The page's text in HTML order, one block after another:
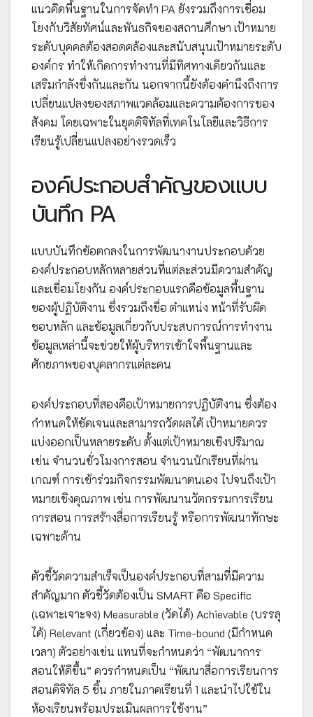
แนวคิดพื้นฐานในการจัดทำ PA ยังรวมถึงการเชื่อม
โยงกับวิสัยทัศน์และพันธกิจของสถานศึกษา เป้าหมาย
ระดับบุคคลต้องสอดคล้องและสนับสนุนเป้าหมายระดับ
องค์กร ทำให้เกิดการทำงานที่มีทิศทางเดียวกันและ
เสริมกำลังซึ่งกันและกัน นอกจากนี้ยังต้องคำนึงถึงการ
เปลี่ยนแปลงของสภาพแวดล้อมและความต้องการของ
สังคม โดยเฉพาะในยุคดิจิทัลที่เทคโนโลยีและวิธีการ
เรียนรู้เปลี่ยนแปลงอย่างรวดเร็ว
องค์ประกอบสำคัญของแบบ
บันทึก PA
แบบบันทึกข้อตกลงในการพัฒนางานประกอบด้วย
องค์ประกอบหลักหลายส่วนที่แต่ละส่วนมีความสำคัญ
และเชื่อมโยงกัน องค์ประกอบแรกคือข้อมูลพื้นฐาน
ของผู้ปฏิบัติงาน ซึ่งรวมถึงชื่อ ตำแหน่ง หน้าที่รับผิด
ชอบหลัก และข้อมูลเกี่ยวกับประสบการณ์การทำงาน
ข้อมูลเหล่านี้จะช่วยให้ผู้บริหารเข้าใจพื้นฐานและ
ศักยภาพของบุคลากรแต่ละคน
องค์ประกอบที่สองคือเป้าหมายการปฏิบัติงาน ซึ่งต้อง
กำหนดให้ชัดเจนและสามารถวัดผลได้ เป้าหมายควร
แบ่งออกเป็นหลายระดับ ตั้งแต่เป้าหมายเชิงปริมาณ
เช่น จำนวนชั่วโมงการสอน จำนวนนักเรียนที่ผ่าน
เกณฑ์ การเข้าร่วมกิจกรรมพัฒนาตนเอง ไปจนถึงเป้า
หมายเชิงคุณภาพ เช่น การพัฒนานวัตกรรมการเรียน
การสอน การสร้างสื่อการเรียนรู้ หรือการพัฒนาทักษะ
เฉพาะด้าน
ตัวชี้วัดความสำเร็จเป็นองค์ประกอบที่สามที่มีความ
สำคัญมาก ตัวชี้วัดต้องเป็น SMART คือ Specific
(เฉพาะเจาะจง) Measurable (วัดได้) Achievable (บรรลุ
ได้) Relevant (เกี่ยวข้อง) และ Time-bound (มีกำหนด
เวลา) ตัวอย่างเช่น แทนที่จะกำหนดว่า “พัฒนาการ
สอนให้ดีขึ้น” ควรกำหนดเป็น “พัฒนาสื่อการเรียนการ
สอนดิจิทัล 5 ชิ้น ภายในภาคเรียนที่ 1 และนำไปใช้ใน
ห้องเรียนพร้อมประเมินผลการใช้งาน”